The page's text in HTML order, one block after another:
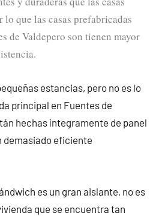
que las casas prefabricadas
de Valdepero son tienen mayor
estancias, pero no es lo
principal en Fuentes de
hechas íntegramente de panel
demasiado eficiente
es un gran aislante, no es
que se encuentra tan